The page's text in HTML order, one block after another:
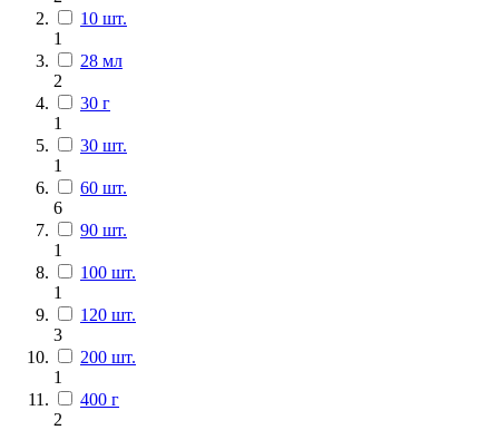
10 шт.
1
28 мл
2
30 г
1
30 шт.
1
60 шт.
6
90 шт.
1
100 шт.
1
120 шт.
3
200 шт.
1
400 г
2